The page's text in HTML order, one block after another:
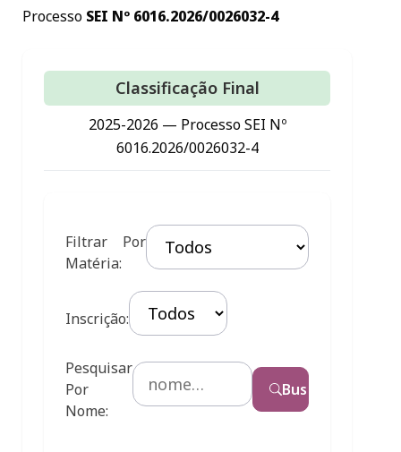
Processo SEI Nº 6016.2026/0026032-4
Classificação Final
2025-2026 — Processo SEI Nº
6016.2026/0026032-4
Filtrar Por
Matéria:
Inscrição:
Pesquisar
Por
Nome:
Busca